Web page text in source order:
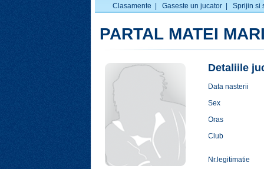
Clasamente Gaseste un jucator Sprijin si
PARTAL MATEI
Detaliile
Data nasterii
Sex
Oras
Club
Nr.legitimatie